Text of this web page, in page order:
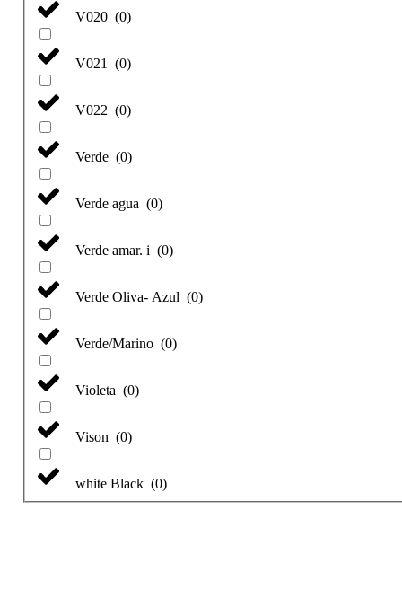
V020 (0)
V021 (0)
V022 (0)
Verde (0)
Verde agua (0)
Verde amar. i (0)
Verde Oliva- Azul (0)
Verde/Marino (0)
Violeta (0)
Vison (0)
white Black (0)